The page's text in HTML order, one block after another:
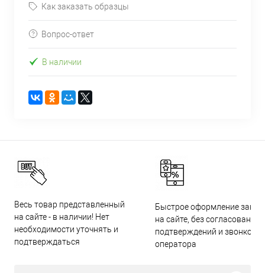
Как заказать образцы
Вопрос-ответ
В наличии
Весь товар представленный
на сайте - в наличии! Нет
необходимости уточнять и
подтверждаться
Быстрое оформление
на сайте, без согласований,
подтверждений и звонков
оператора